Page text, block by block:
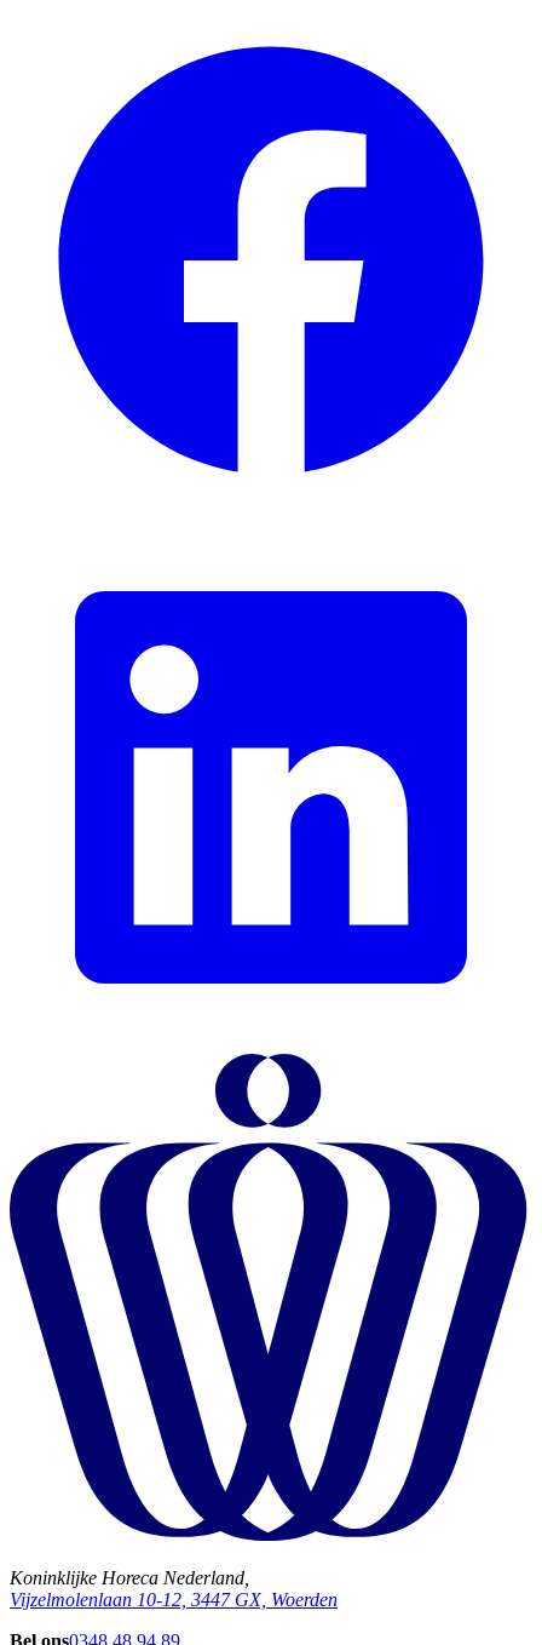
Koninklijke Horeca Nederland,
Vijzelmolenlaan 10-12, 3447 GX, Woerden